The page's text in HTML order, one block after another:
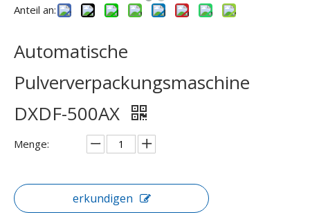
Anteil an:
Automatische
Pulververpackungsmaschine
DXDF-500AX
Menge:
erkundigen